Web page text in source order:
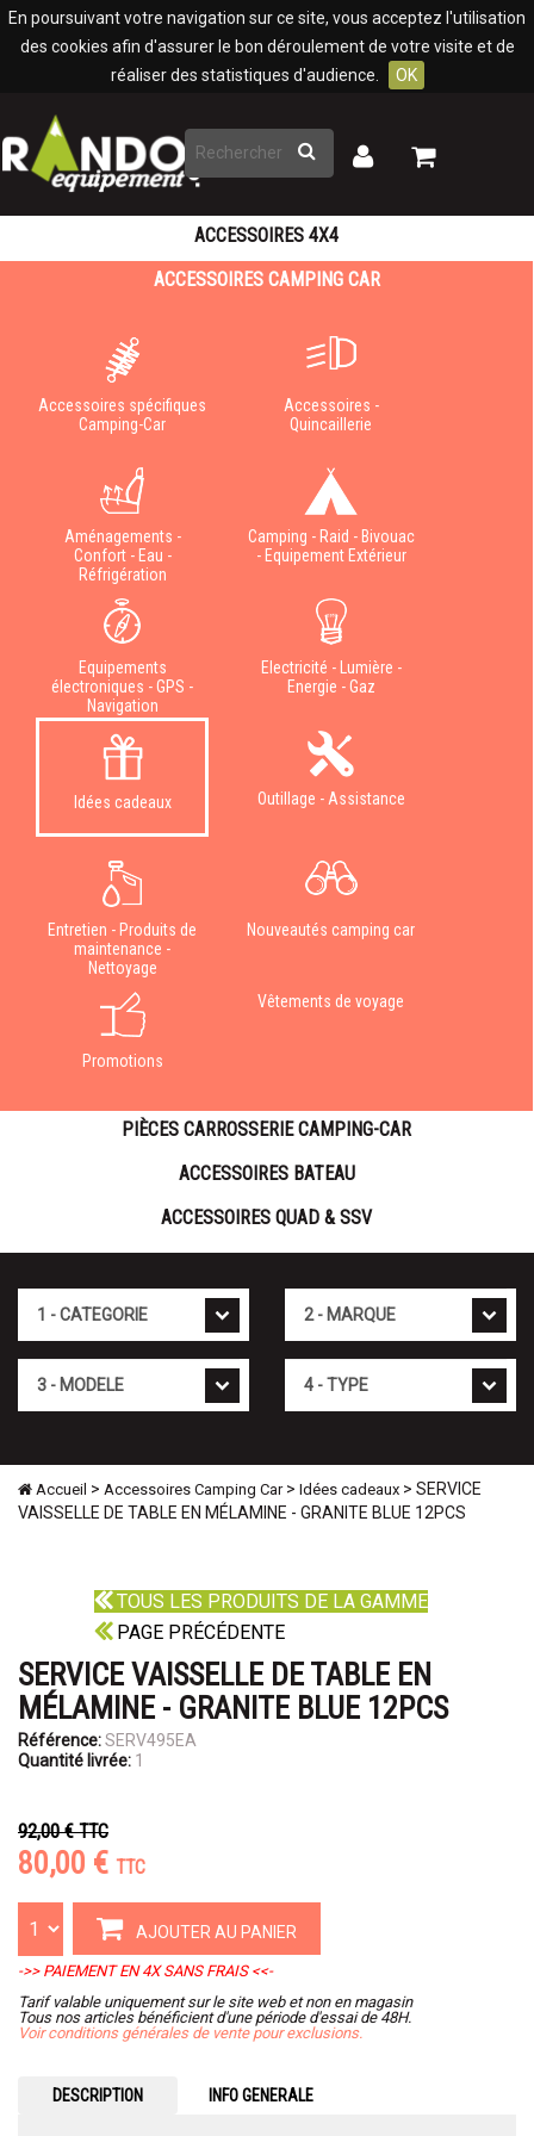
En poursuivant votre navigation sur ce site, vous acceptez l'utilisation
des cookies afin d'assurer le bon déroulement de votre visite et de
réaliser des statistiques d'audience.
OK
Rechercher
Mon
Mon
ACCESSOIRES 4X4
ACCESSOIRES CAMPING CAR
Accessoires spécifiques
Camping-Car
Accessoires -
Quincaillerie
Aménagements -
Confort - Eau -
Réfrigération
Camping - Raid - Bivouac
- Equipement Extérieur
Equipements
électroniques - GPS -
Navigation
Electricité - Lumière -
Energie - Gaz
Idées cadeaux Outillage - Assistance
Entretien - Produits de
maintenance -
Nettoyage
Nouveautés camping car
Promotions
Vêtements de voyage
PIÈCES CARROSSERIE CAMPING-CAR
ACCESSOIRES BATEAU
ACCESSOIRES QUAD & SSV
Accueil > Accessoires Camping Car> Idées cadeaux > SERVICE
VAISSELLE DE TABLE EN MÉLAMINE - GRANITE BLUE 12PCS
TOUS LES PRODUITS DE LA GAMME
PAGE PRÉCÉDENTE
SERVICE VAISSELLE DE TABLE EN
MÉLAMINE - GRANITE BLUE 12PCS
Référence:SERV495EA
Quantité livrée: 1
92,00 €TTC
80,00 € TTC
AJOUTER AU PANIER
->> PAIEMENT EN 4X SANS FRAIS <<-
Tarif valable uniquement sur le site web et non en magasin
Tous nos articles bénéficient d'une période d'essai de 48H.
Voir conditions générales de vente pour exclusions.
DESCRIPTION INFO GENERALE
Panneau de gestion des cookies